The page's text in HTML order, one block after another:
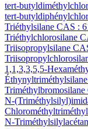
tert-
tert-
Triéthylsilane CAS :
Triéthylchlorosilane
Triisopropylsilane
1,1,3,3,5,5-
N-
N-